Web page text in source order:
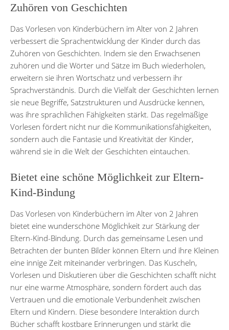
Zuhören von Geschichten
Das Vorlesen von Kinderbüchern im Alter von 2 Jahren
verbessert die Sprachentwicklung der Kinder durch das
Zuhören von Geschichten. Indem sie den Erwachsenen
zuhören und die Wörter und Sätze im Buch wiederholen,
erweitern sie ihren Wortschatz und verbessern ihr
Sprachverständnis. Durch die Vielfalt der Geschichten lernen
sie neue Begriffe, Satzstrukturen und Ausdrücke kennen,
was ihre sprachlichen Fähigkeiten stärkt. Das regelmäßige
Vorlesen fördert nicht nur die Kommunikationsfähigkeiten,
sondern auch die Fantasie und Kreativität der Kinder,
während sie in die Welt der Geschichten eintauchen.
Bietet eine schöne Möglichkeit zur Eltern-
Kind-Bindung
Das Vorlesen von Kinderbüchern im Alter von 2 Jahren
bietet eine wunderschöne Möglichkeit zur Stärkung der
Eltern-Kind-Bindung. Durch das gemeinsame Lesen und
Betrachten der bunten Bilder können Eltern und ihre Kleinen
eine innige Zeit miteinander verbringen. Das Kuscheln,
Vorlesen und Diskutieren über die Geschichten schafft nicht
nur eine warme Atmosphäre, sondern fördert auch das
Vertrauen und die emotionale Verbundenheit zwischen
Eltern und Kindern. Diese besondere Interaktion durch
Bücher schafft kostbare Erinnerungen und stärkt die